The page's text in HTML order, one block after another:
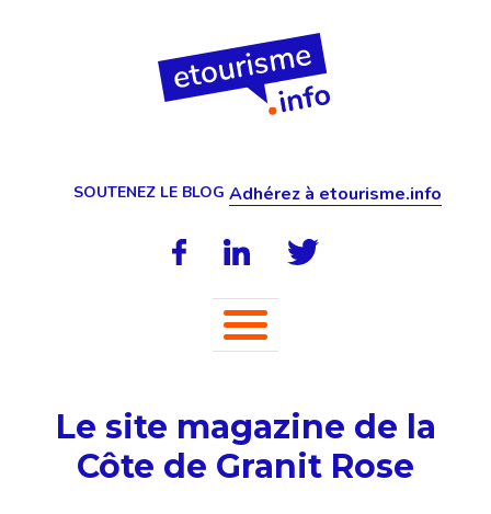
SOUTENEZ LE BLOG Adhérez à etourisme.info
Le site magazine de la
Côte de Granit Rose